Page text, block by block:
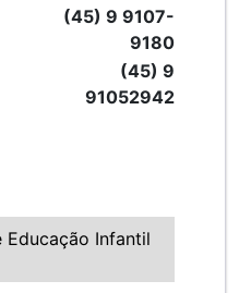
(45) 9 9107-
9180
(45) 9
91052942
Educação Infantil